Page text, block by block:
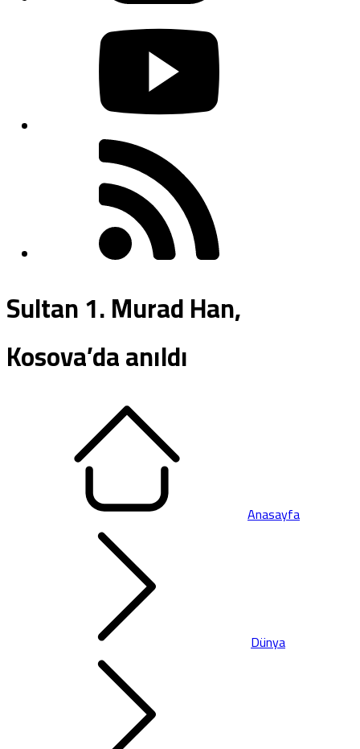
Sultan 1. Murad Han,
Kosova’da anıldı
Anasayfa
Dünya